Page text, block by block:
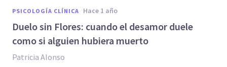
PSICOLOGÍA CLÍNICA hace 1 año
Duelo sin Flores: cuando el desamor duele
como si alguien hubiera muerto
Patricia Alonso